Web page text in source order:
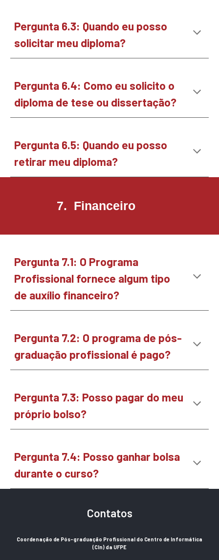
Pergunta 6.3: Quando eu posso
solicitar meu diploma?
Pergunta 6.4: Como eu solicito o
diploma de tese ou dissertação?
Pergunta 6.5: Quando eu posso
retirar meu diploma?
7. Financeiro
Pergunta 7.1: O Programa
Profissional fornece algum tipo
de auxílio financeiro?
Pergunta 7.2: O programa de pós-
graduação profissional é pago?
Pergunta 7.3: Posso pagar do meu
próprio bolso?
Pergunta 7.4: Posso ganhar bolsa
durante o curso?
Contatos
Coordenação de Pós-graduação Profissional do Centro de Informática
(CIn) da UFPE